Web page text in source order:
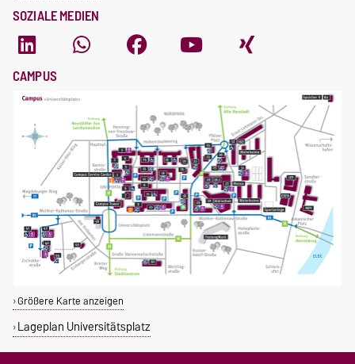
SOZIALE MEDIEN
CAMPUS
Größere Karte anzeigen
Lageplan Universitätsplatz